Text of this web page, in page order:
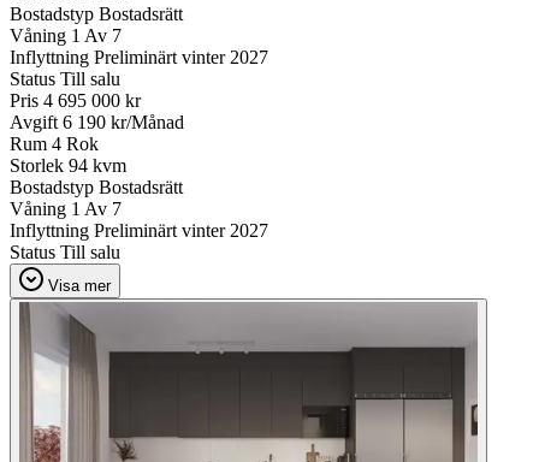
Bostadstyp Bostadsrätt
Våning 1 Av 7
Inflyttning Preliminärt vinter 2027
Status Till salu
Pris 4 695 000 kr
Avgift 6 190 kr/Månad
Rum 4 Rok
Storlek 94 kvm
Bostadstyp Bostadsrätt
Våning 1 Av 7
Inflyttning Preliminärt vinter 2027
Status Till salu
Visa mer